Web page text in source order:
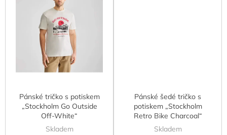
Pánské tričko s potiskem
„Stockholm Go Outside
Off-White“
Skladem
Pánské šedé tričko s
potiskem „Stockholm
Retro Bike Charcoal“
Skladem